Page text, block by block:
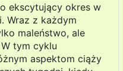
ekscytujący okres w
Wraz z każdym
maleństwo, ale
tym cyklu
aspektom ciąży